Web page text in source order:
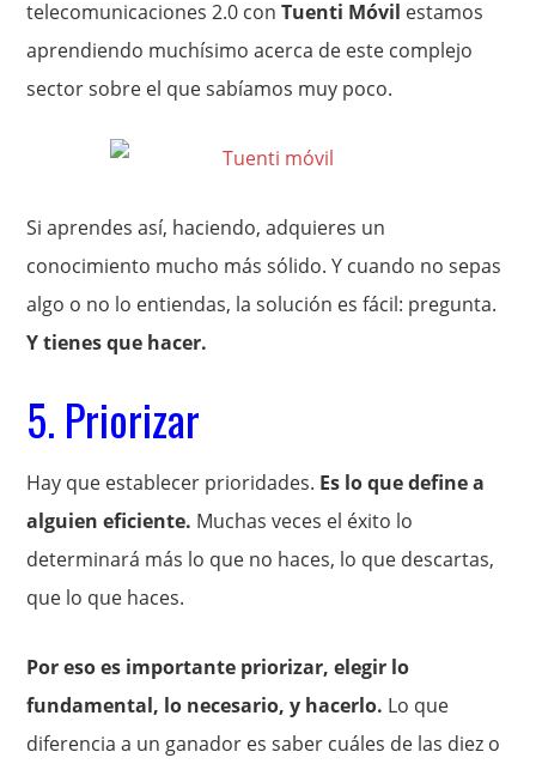
telecomunicaciones 2.0 conTuenti Móvil estamos
aprendiendo muchísimo acerca de este complejo
sector sobre el que sabíamos muy poco.
Si aprendes así, haciendo, adquieres un
conocimiento mucho más sólido. Y cuando no sepas
algo o no lo entiendas, la solución es fácil: pregunta.
Y tienes que hacer.
5. Priorizar
Hay que establecer prioridades. Es lo que define a
alguien eficiente. Muchas veces el éxito lo
determinará más lo que no haces, lo que descartas,
que lo que haces.
Por eso es importante priorizar, elegir lo
fundamental, lo necesario, y hacerlo. Lo que
diferencia a un ganador es saber cuáles de las diez o